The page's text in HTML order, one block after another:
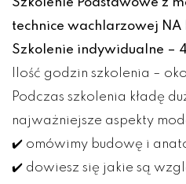
Szkolenie Podstawowe z
technice wachlarzowej NA
Szkolenie indywidualne –
Ilość godzin szkolenia –
Podczas szkolenia kładę
najważniejsze aspekty
✔️ omówimy budowę i
✔️ dowiesz się jakie są